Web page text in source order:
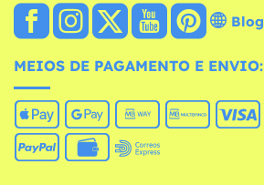
Blog
MEIOS DE PAGAMENTO E ENVIO: